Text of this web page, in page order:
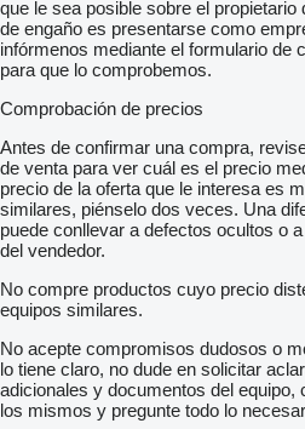
que le sea posible sobre el
de engaño es presentarse como
infórmenos mediante el formulario de
para que lo comprobemos.
Comprobación de precios
Antes de confirmar una compra,
de venta para ver cuál es el precio
precio de la oferta que le interesa es
similares, piénselo dos veces. Una
puede conllevar a defectos ocultos o
del vendedor.
No compre productos cuyo precio
equipos similares.
No acepte compromisos dudosos o
lo tiene claro, no dude en solicitar
adicionales y documentos del equipo,
los mismos y pregunte todo lo